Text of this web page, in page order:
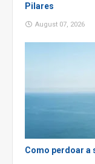
Pilares
August 07, 2026
Como perdoar a